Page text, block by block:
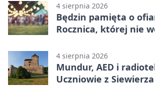
4 sierpnia 2026
Będzin pamięta o
Rocznica, której nie
4 sierpnia 2026
Mundur, AED i
Uczniowie z